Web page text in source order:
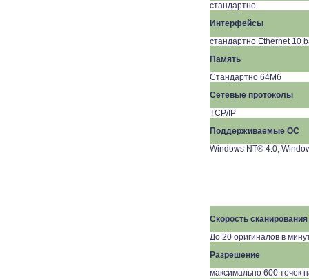
стандартно
Интерфейсы
стандартно Ethernet 10
Память
Стандартно 64Мб
Сетевые протоколы
TCP/IP
Поддерживаемые ОС
Windows NT® 4.0,
Скорость сканирования
До 20 оригиналов в
Разрешение
максимально 600 точек